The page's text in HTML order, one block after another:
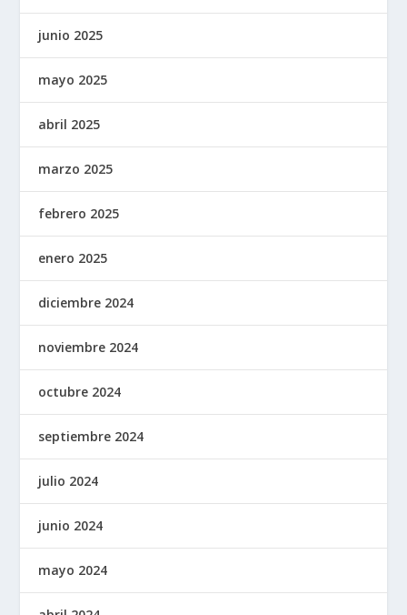
junio 2025
mayo 2025
abril 2025
marzo 2025
febrero 2025
enero 2025
diciembre 2024
noviembre 2024
octubre 2024
septiembre 2024
julio 2024
junio 2024
mayo 2024